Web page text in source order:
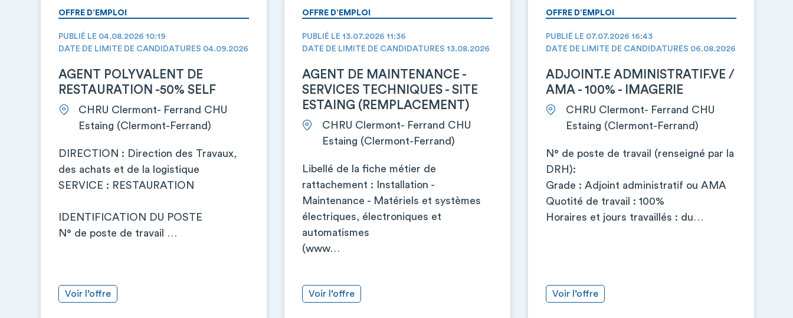
OFFRE D’EMPLOI
PUBLIÉ LE 04.08.2026 10:19
DATE DE LIMITE DE CANDIDATURES 04.09.2026
AGENT POLYVALENT DE
RESTAURATION -50% SELF
CHRU Clermont- Ferrand CHU
Estaing (Clermont-Ferrand)
DIRECTION : Direction des Travaux,
des achats et de la logistique
SERVICE : RESTAURATION
IDENTIFICATION DU POSTE
N° de poste de travail …
Voir l’offre
OFFRE D’EMPLOI
PUBLIÉ LE 13.07.2026 11:36
DATE DE LIMITE DE CANDIDATURES 13.08.2026
AGENT DE MAINTENANCE -
SERVICES TECHNIQUES - SITE
ESTAING (REMPLACEMENT)
CHRU Clermont- Ferrand CHU
Estaing (Clermont-Ferrand)
Libellé de la fiche métier de
rattachement : Installation -
Maintenance - Matériels et systèmes
électriques, électroniques et
automatismes
(www…
Voir l’offre
OFFRE D’EMPLOI
PUBLIÉ LE 07.07.2026 16:43
DATE DE LIMITE DE CANDIDATURES 06.08.2026
ADJOINT.E ADMINISTRATIF.VE /
AMA - 100% - IMAGERIE
CHRU Clermont- Ferrand CHU
Estaing (Clermont-Ferrand)
N° de poste de travail (renseigné par la
DRH):
Grade : Adjoint administratif ou AMA
Quotité de travail : 100%
Horaires et jours travaillés : du…
Voir l’offre